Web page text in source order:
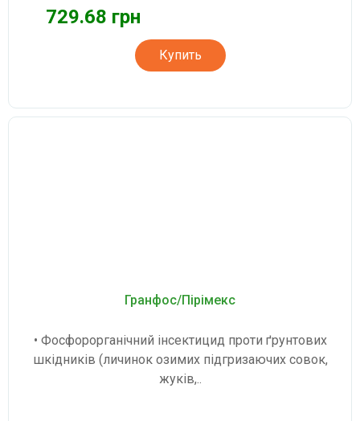
729.68 грн
Купить
Гранфос/Пірімекс
• Фосфорорганічний інсектицид проти ґрунтових
шкідників (личинок озимих підгризаючих совок,
жуків,..